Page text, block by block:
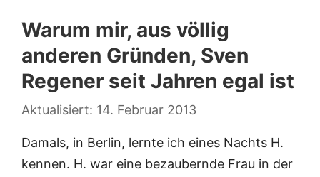
Warum mir, aus völlig
anderen Gründen, Sven
Regener seit Jahren egal ist
14. Februar 2013
Damals, in Berlin, lernte ich eines Nachts H.
kennen. H. war eine bezaubernde Frau in der